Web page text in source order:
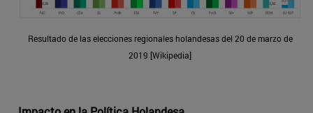
Resultado de las elecciones regionales holandesas del 20 de marzo de
2019 [Wikipedia]